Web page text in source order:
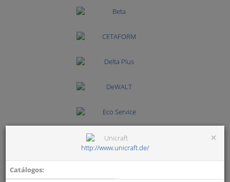
×
http://www.unicraft.de/
Catálogos: